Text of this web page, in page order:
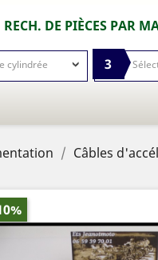
RECH. DE PIÈCES PAR
3
Câbles